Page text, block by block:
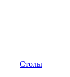
Столы